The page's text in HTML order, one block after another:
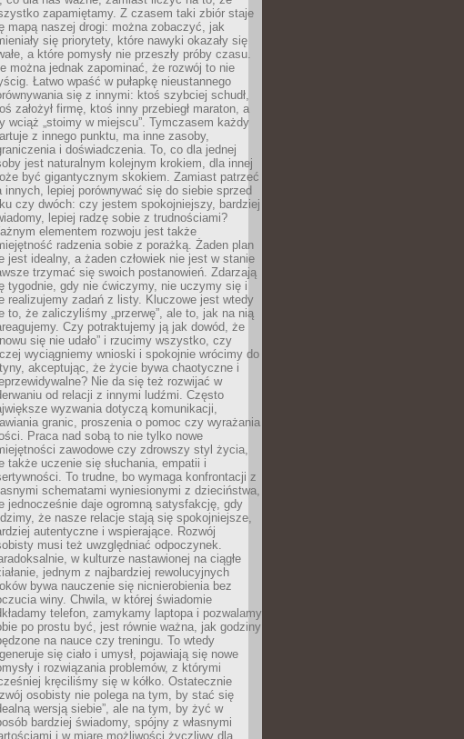
zapamiętamy. Z czasem taki zbiór staje
mapą naszej drogi: można zobaczyć, jak
się priorytety, które nawyki okazały się
a które pomysły nie przeszły próby czasu.
można jednak zapominać, że rozwój to nie
Łatwo wpaść w pułapkę nieustannego
się z innymi: ktoś szybciej schudł,
założył firmę, ktoś inny przebiegł maraton, a
wciąż „stoimy w miejscu”. Tymczasem każdy
z innego punktu, ma inne zasoby,
i doświadczenia. To, co dla jednej
jest naturalnym kolejnym krokiem, dla innej
być gigantycznym skokiem. Zamiast patrzeć
innych, lepiej porównywać się do siebie sprzed
czy dwóch: czy jestem spokojniejszy, bardziej
lepiej radzę sobie z trudnościami?
elementem rozwoju jest także
radzenia sobie z porażką. Żaden plan
jest idealny, a żaden człowiek nie jest w stanie
trzymać się swoich postanowień. Zdarzają
tygodnie, gdy nie ćwiczymy, nie uczymy się i
realizujemy zadań z listy. Kluczowe jest wtedy
to, że zaliczyliśmy „przerwę”, ale to, jak na nią
Czy potraktujemy ją jak dowód, że
się nie udało” i rzucimy wszystko, czy
wyciągniemy wnioski i spokojnie wrócimy do
akceptując, że życie bywa chaotyczne i
Nie da się też rozwijać w
od relacji z innymi ludźmi. Często
wyzwania dotyczą komunikacji,
granic, proszenia o pomoc czy wyrażania
Praca nad sobą to nie tylko nowe
zawodowe czy zdrowszy styl życia,
także uczenie się słuchania, empatii i
To trudne, bo wymaga konfrontacji z
schematami wyniesionymi z dzieciństwa,
jednocześnie daje ogromną satysfakcję, gdy
że nasze relacje stają się spokojniejsze,
autentyczne i wspierające. Rozwój
musi też uwzględniać odpoczynek.
w kulturze nastawionej na ciągłe
jednym z najbardziej rewolucyjnych
bywa nauczenie się nicnierobienia bez
winy. Chwila, w której świadomie
telefon, zamykamy laptopa i pozwalamy
po prostu być, jest równie ważna, jak godziny
na nauce czy treningu. To wtedy
się ciało i umysł, pojawiają się nowe
i rozwiązania problemów, z którymi
kręciliśmy się w kółko. Ostatecznie
osobisty nie polega na tym, by stać się
wersją siebie”, ale na tym, by żyć w
bardziej świadomy, spójny z własnymi
i w miarę możliwości życzliwy dla